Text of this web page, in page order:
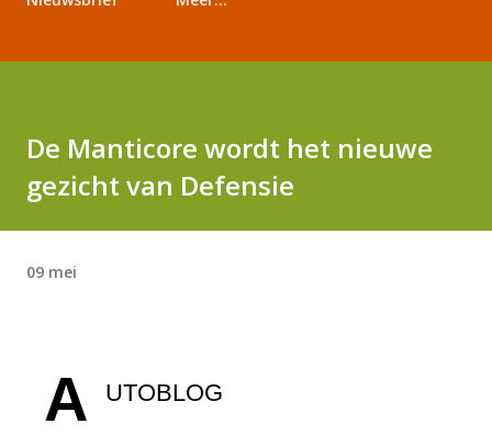
De Manticore wordt het nieuwe
gezicht van Defensie
09 mei
A UTOBLOG